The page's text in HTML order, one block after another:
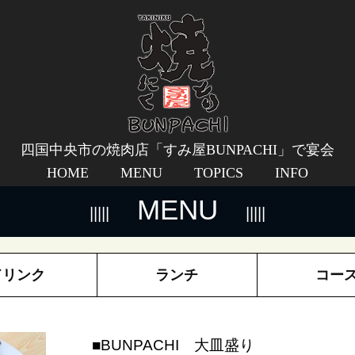
四国中央市の焼肉店「すみ屋BUNPACHI」で宴会
HOME
MENU TOPICS INFO
MENU
■BUNPACHI 大皿盛り
ンク ランチ コー